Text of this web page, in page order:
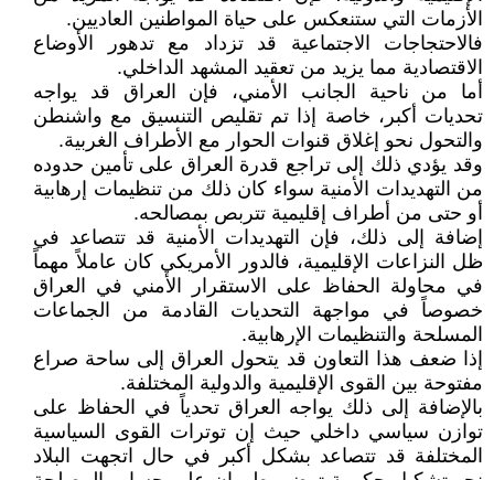
الأزمات التي ستنعكس على حياة المواطنين العاديين.
فالاحتجاجات الاجتماعية قد تزداد مع تدهور الأوضاع
الاقتصادية مما يزيد من تعقيد المشهد الداخلي.
أما من ناحية الجانب الأمني، فإن العراق قد يواجه
تحديات أكبر، خاصة إذا تم تقليص التنسيق مع واشنطن
والتحول نحو إغلاق قنوات الحوار مع الأطراف الغربية.
وقد يؤدي ذلك إلى تراجع قدرة العراق على تأمين حدوده
من التهديدات الأمنية سواء كان ذلك من تنظيمات إرهابية
أو حتى من أطراف إقليمية تتربص بمصالحه.
إضافة إلى ذلك، فإن التهديدات الأمنية قد تتصاعد في
ظل النزاعات الإقليمية، فالدور الأمريكي كان عاملاً مهماً
في محاولة الحفاظ على الاستقرار الأمني في العراق
خصوصاً في مواجهة التحديات القادمة من الجماعات
المسلحة والتنظيمات الإرهابية.
إذا ضعف هذا التعاون قد يتحول العراق إلى ساحة صراع
مفتوحة بين القوى الإقليمية والدولية المختلفة.
بالإضافة إلى ذلك يواجه العراق تحدياً في الحفاظ على
توازن سياسي داخلي حيث إن توترات القوى السياسية
المختلفة قد تتصاعد بشكل أكبر في حال اتجهت البلاد